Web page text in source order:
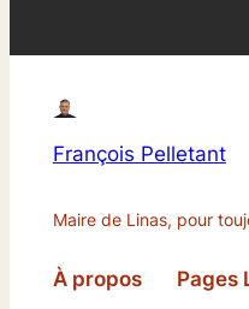
François Pelletant
Maire de Linas, pour
À propos Pages